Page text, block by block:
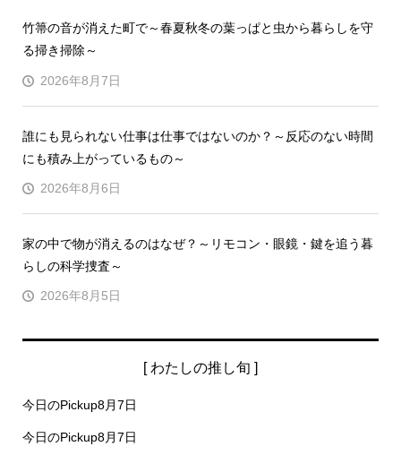
竹箒の音が消えた町で～春夏秋冬の葉っぱと虫から暮らしを守
る掃き掃除～
2026年8月7日
誰にも見られない仕事は仕事ではないのか？～反応のない時間
にも積み上がっているもの～
2026年8月6日
家の中で物が消えるのはなぜ？～リモコン・眼鏡・鍵を追う暮
らしの科学捜査～
2026年8月5日
[ わたしの推し旬 ]
今日のPickup8月7日
今日のPickup8月7日